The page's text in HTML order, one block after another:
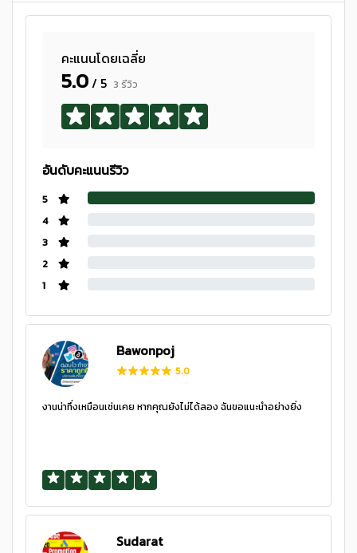
คะแนนโดยเฉลี่ย
5.0/ 5 3 รีวิว
อันดับคะแนนรีวิว
5
4
3
2
1
Bawonpoj
5.0
งานน่าทึ่งเหมือนเช่นเคย หากคุณยังไม่ได้ลอง ฉันขอแนะนำอย่างยิ่ง
Sudarat